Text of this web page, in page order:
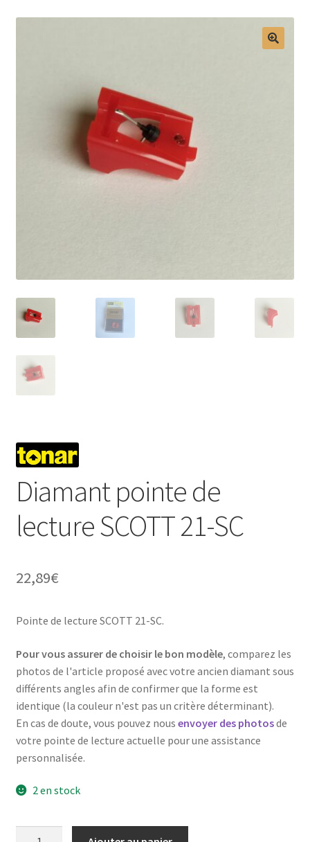
Diamant pointe de
lecture SCOTT 21-SC
22,89€
Pointe de lecture SCOTT 21-SC.
Pour vous assurer de choisir le bon modèle, comparez les
photos de l'article proposé avec votre ancien diamant sous
différents angles afin de confirmer que la forme est
identique (la couleur n'est pas un critère déterminant).
En cas de doute, vous pouvez nous envoyer des photosde
votre pointe de lecture actuelle pour une assistance
personnalisée.
2 en stock